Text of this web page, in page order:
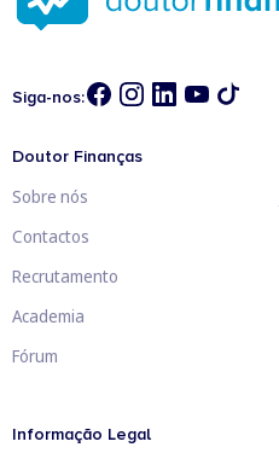
Siga-nos:
Doutor Finanças
Sobre nós
Contactos
Recrutamento
Academia
Fórum
Informação Legal